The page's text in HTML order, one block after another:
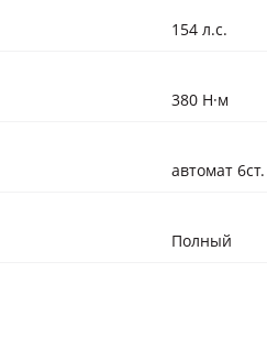
154 л.с.
380 Н·м
автомат 6ст.
Полный